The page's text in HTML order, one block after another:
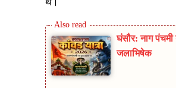
थे।
घंसौर: नाग
जलाभिषेक